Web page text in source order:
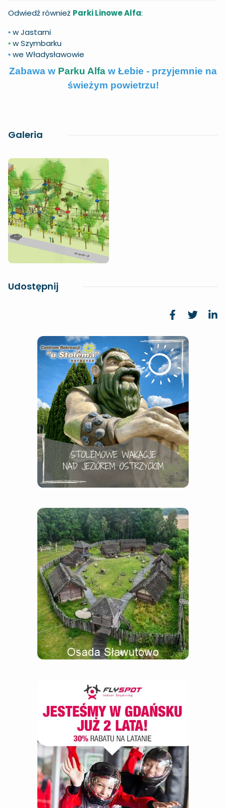
Odwiedź również Parki Linowe Alfa:
• w Jastarni
• w Szymbarku
• we Władysławowie
Zabawa w Parku Alfa w Łebie - przyjemnie na
świeżym powietrzu!
Galeria
Udostępnij